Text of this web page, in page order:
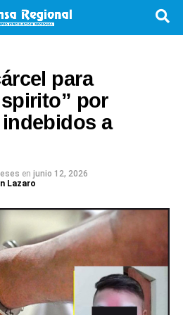
para
por
a
en junio 12, 2026
Lazaro